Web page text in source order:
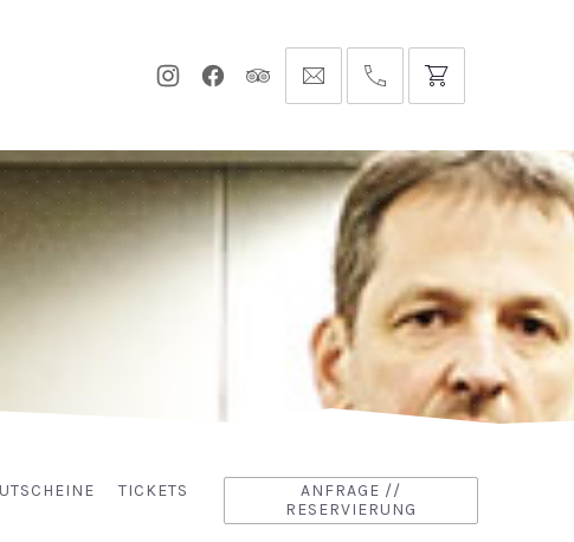
NeuesNeuesNeues info@hofgut-0049747196019210
TICKETS
ANFRAGE //
RESERVIERUNG